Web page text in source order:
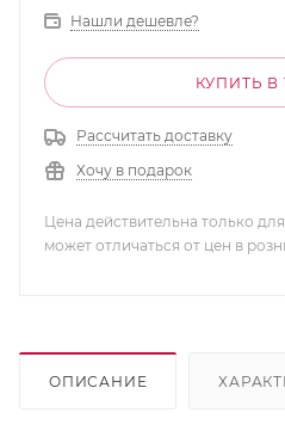
Нашли дешевле?
КУПИТЬ В
Рассчитать доставку
Хочу в подарок
Цена действительна только
может отличаться от цен в
ОПИСАНИЕ